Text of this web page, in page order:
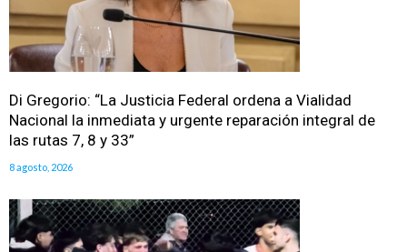
Di Gregorio: “La Justicia Federal ordena a Vialidad
Nacional la inmediata y urgente reparación integral de
las rutas 7, 8 y 33”
8 agosto, 2026